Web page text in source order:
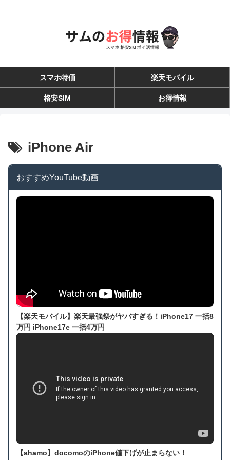
スマホ特価 楽天モバイル
格安SIM お得情報
iPhone Air
おすすめYouTube動画
【楽天モバイル】楽天最強祭がヤバすぎる！iPhone17 一括8
万円 iPhone17e 一括4万円
【ahamo】docomoのiPhone値下げが止まらない！